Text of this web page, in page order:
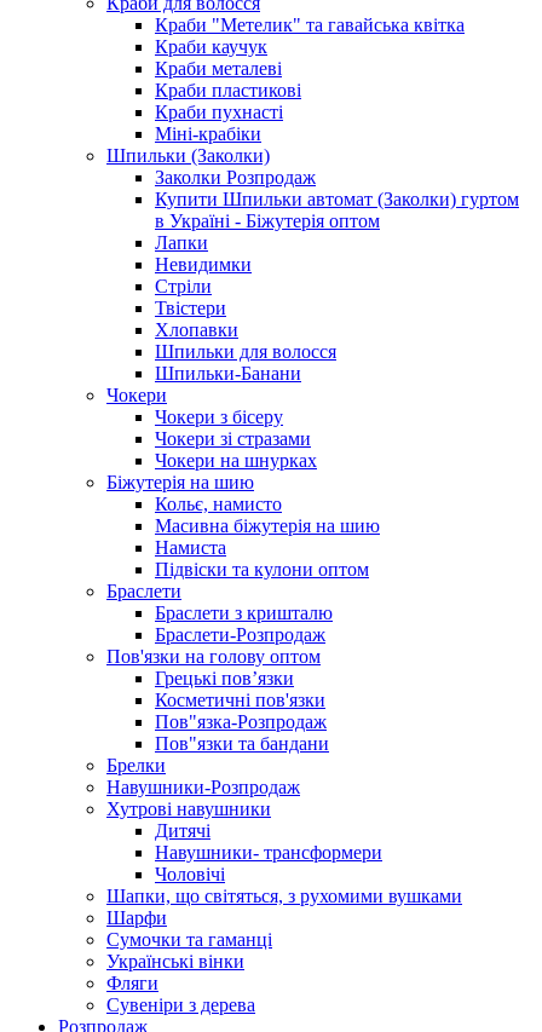
Краби "Метелик" та гавайська квітка
Краби каучук
Краби металеві
Краби пластикові
Краби пухнасті
Міні-крабіки
Шпильки (Заколки)
Заколки Розпродаж
Купити Шпильки автомат (Заколки) гуртом
в Україні - Біжутерія оптом
Лапки
Невидимки
Стріли
Твістери
Хлопавки
Шпильки для волосся
Шпильки-Банани
Чокери
Чокери з бісеру
Чокери зі стразами
Чокери на шнурках
Біжутерія на шию
Кольє, намисто
Масивна біжутерія на шию
Намиста
Підвіски та кулони оптом
Браслети
Браслети з кришталю
Браслети-Розпродаж
Пов'язки на голову оптом
Грецькі пов’язки
Косметичні пов'язки
Пов"язка-Розпродаж
Пов"язки та бандани
Брелки
Навушники-Розпродаж
Хутрові навушники
Дитячі
Навушники- трансформери
Чоловічі
Шапки, що світяться, з рухомими вушками
Шарфи
Сумочки та гаманці
Українські вінки
Фляги
Сувеніри з дерева
Розпродаж